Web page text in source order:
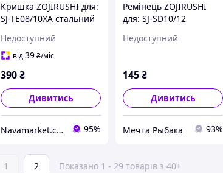
Кришка ZOJIRUSHI для:
SJ-TE08/10XA стальний
Недоступний
від39₴/міс
390₴
Дивитись
Navamarket.com.ua © Туристичне та спортивне спорядження 95%
Ремінець ZOJIRUSHI
для: SJ-SD10/12
Недоступний
145₴
Дивитись
Мечта Рыбака 93%
1 2 Показано 1 - 29 товарів з 40+